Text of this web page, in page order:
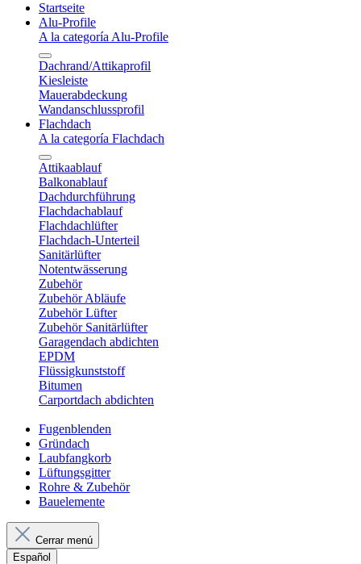
Startseite
Alu-Profile
A la categoría Alu-Profile
Dachrand/Attikaprofil
Kiesleiste
Mauerabdeckung
Wandanschlussprofil
Flachdach
A la categoría Flachdach
Attikaablauf
Balkonablauf
Dachdurchführung
Flachdachablauf
Flachdachlüfter
Flachdach-Unterteil
Sanitärlüfter
Notentwässerung
Zubehör
Zubehör Abläufe
Zubehör Lüfter
Zubehör Sanitärlüfter
Garagendach abdichten
EPDM
Flüssigkunststoff
Bitumen
Carportdach abdichten
Fugenblenden
Gründach
Laubfangkorb
Lüftungsgitter
Rohre & Zubehör
Bauelemente
Cerrar menú
Español